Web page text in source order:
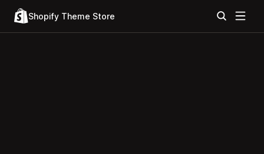
Shopify Theme Store